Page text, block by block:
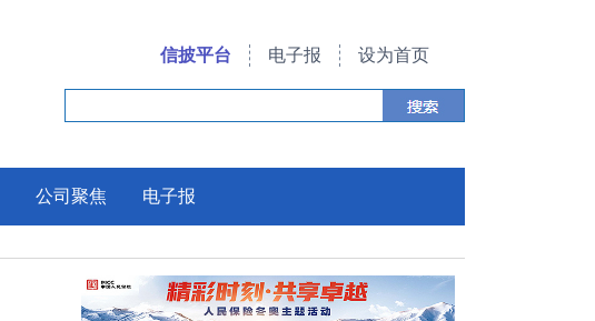
信披平台 电子报 设为首页
公司聚焦 电子报